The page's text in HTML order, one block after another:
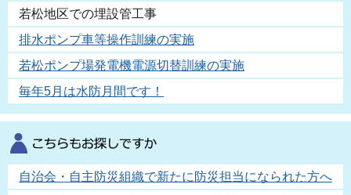
若松地区での埋設管工事
排水ポンプ車等操作訓練の実施
若松ポンプ場発電機電源切替訓練の実施
毎年5月は水防月間です！
自治会・自主防災組織で新たに防災担当になられた方へ